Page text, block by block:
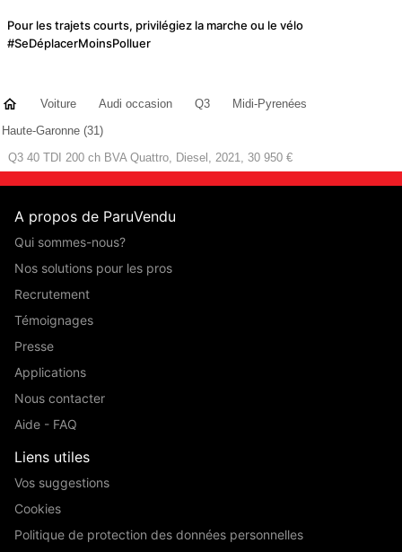
Pour les trajets courts, privilégiez la marche ou le vélo
#SeDéplacerMoinsPolluer
Voiture Audi occasion Q3
Midi-Pyrenées
Haute-Garonne (31)
Q3 40 TDI 200 ch BVA Quattro, Diesel, 2021, 30 950 €
A propos de ParuVendu
Qui sommes-nous?
Nos solutions pour les pros
Recrutement
Témoignages
Presse
Applications
Nous contacter
Aide - FAQ
Liens utiles
Vos suggestions
Cookies
Politique de protection des données personnelles